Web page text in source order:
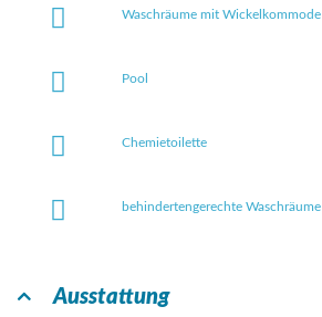
Waschräume mit Wickelkommode
Pool
Chemietoilette
behindertengerechte Waschräume
Ausstattung